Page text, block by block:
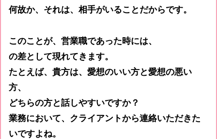
何故か、それは、相手がいることだからです。
このことが、営業職であった時には、
の差として現れてきます。
たとえば、貴方は、愛想のいい方と愛想の悪い
方、
どちらの方と話しやすいですか？
業務において、クライアントから連絡いただきた
いですよね。